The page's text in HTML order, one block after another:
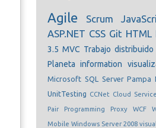
Agile Scrum
ASP.NET CSS Git HTML
3.5MVC Trabajo distribuido
Planetainformation
Microsoft SQL ServerPampa
UnitTesting CCNet Cloud
Pair Programming Proxy WCF
MobileWindows Server 2008